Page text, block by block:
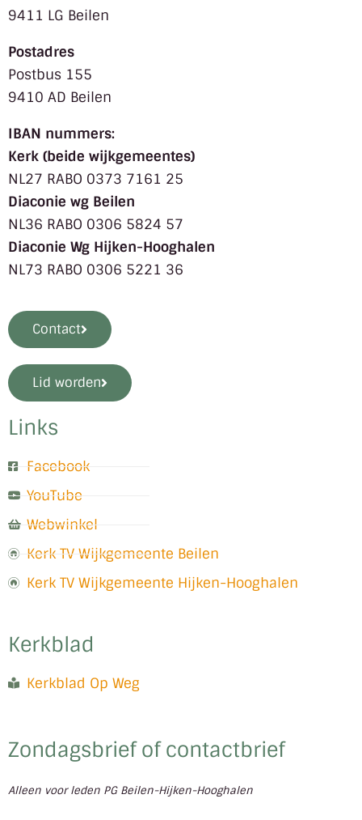
9411 LG Beilen
Postadres
Postbus 155
9410 AD Beilen
IBAN nummers:
Kerk (beide wijkgemeentes)
NL27 RABO 0373 7161 25
Diaconie wg Beilen
NL36 RABO 0306 5824 57
Diaconie Wg Hijken-Hooghalen
NL73 RABO 0306 5221 36
Contact
Lid worden
Links
Facebook
YouTube
Webwinkel
Kerk TV Wijkgemeente Beilen
Kerk TV Wijkgemeente Hijken-Hooghalen
Kerkblad
Kerkblad Op Weg
Zondagsbrief of contactbrief
Alleen voor leden PG Beilen-Hijken-Hooghalen